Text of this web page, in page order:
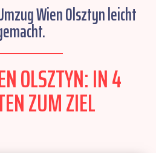
Wien Olsztyn leicht
OLSZTYN: IN 4
ZUM ZIEL